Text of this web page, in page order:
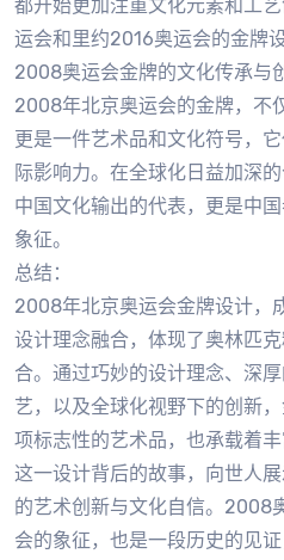
都开始更加注重文化元素和工
运会和里约2016奥运会的金牌
2008奥运会金牌的文化传承与
2008年北京奥运会的金牌，不
更是一件艺术品和文化符号，
际影响力。在全球化日益加深
中国文化输出的代表，更是中
象征。
总结：
2008年北京奥运会金牌设计，
设计理念融合，体现了奥林匹
合。通过巧妙的设计理念、深
艺，以及全球化视野下的创新
项标志性的艺术品，也承载着
这一设计背后的故事，向世人
的艺术创新与文化自信。2008
会的象征，也是一段历史的见